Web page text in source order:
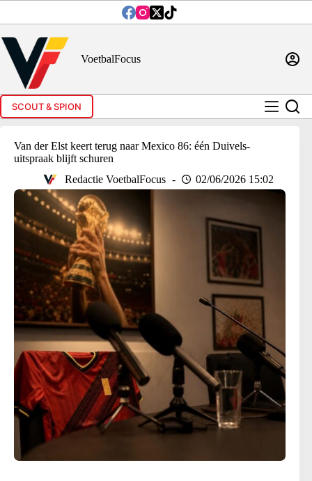
inhoud
VoetbalFocus
SCOUT & SPION
Van der Elst keert terug naar Mexico 86: één Duivels-
uitspraak blijft schuren
Redactie VoetbalFocus
02/06/2026 15:02